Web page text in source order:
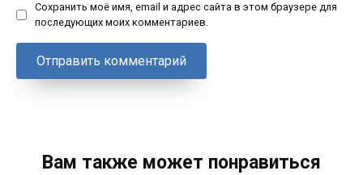
Сохранить моё имя, email и адрес сайта в этом браузере для
последующих моих комментариев.
Вам также может понравиться